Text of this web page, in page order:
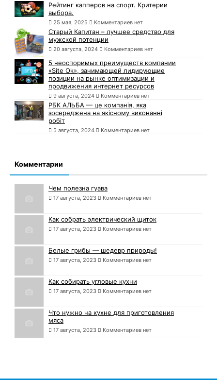
Рейтинг капперов на спорт. Критерии
выбора.
25 мая, 2025 Комментариев нет
Старый Капитан – лучшее средство для
мужской потенции
20 августа, 2024 Комментариев нет
5 неоспоримых преимуществ компании
«Site Ok», занимающей лидирующие
позиции на рынке оптимизации и
продвижения интернет ресурсов
9 августа, 2024 Комментариев нет
РБК АЛЬБА — це компанія, яка
зосереджена на якісному виконанні
робіт
5 августа, 2024 Комментариев нет
Комментарии
Чем полезна гуава
17 августа, 2023 Комментариев нет
Как собрать электрический щиток
17 августа, 2023 Комментариев нет
Белые грибы — шедевр природы!
17 августа, 2023 Комментариев нет
Как собирать угловые кухни
17 августа, 2023 Комментариев нет
Что нужно на кухне для приготовления
мяса
17 августа, 2023 Комментариев нет